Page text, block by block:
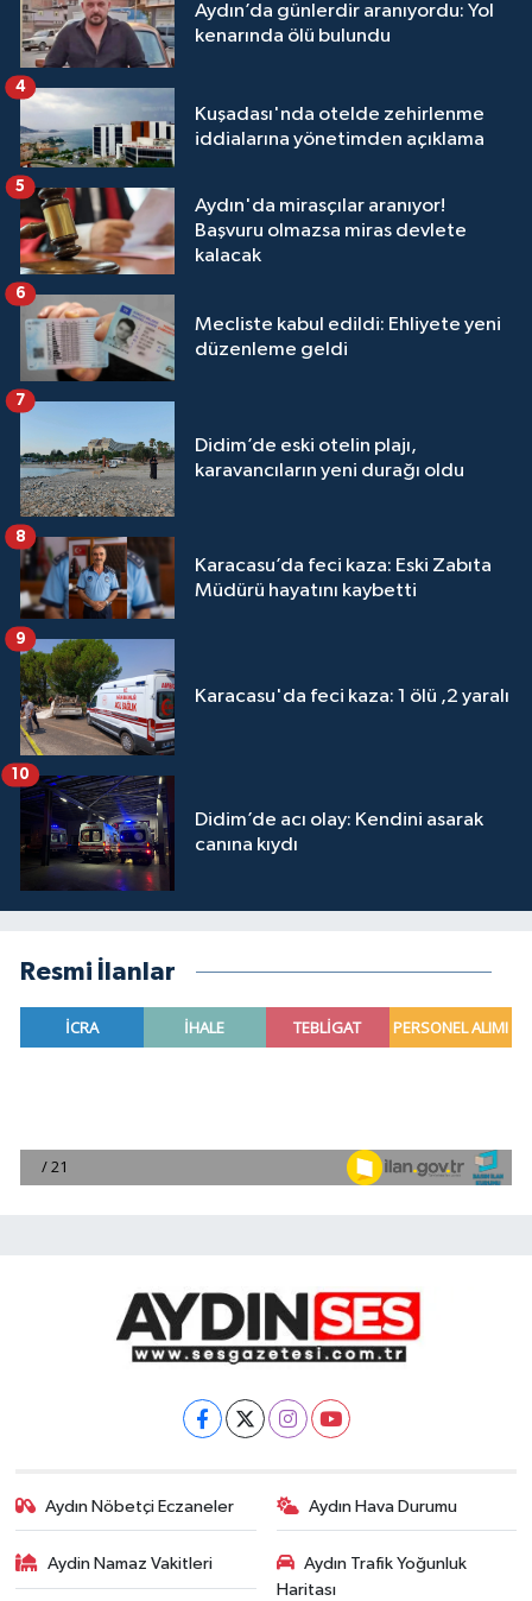
Aydın’da günlerdir aranıyordu: Yol
kenarında ölü bulundu
Kuşadası'nda otelde zehirlenme
iddialarına yönetimden açıklama
4
Aydın'da mirasçılar aranıyor!
Başvuru olmazsa miras devlete
kalacak
5
Mecliste kabul edildi: Ehliyete yeni
düzenleme geldi
6
Didim’de eski otelin plajı,
karavancıların yeni durağı oldu
7
Karacasu’da feci kaza: Eski Zabıta
Müdürü hayatını kaybetti
8
Karacasu'da feci kaza: 1 ölü ,2 yaralı
9
Didim’de acı olay: Kendini asarak
canına kıydı
10
Resmi İlanlar
Aydın Nöbetçi Eczaneler Aydın Hava Durumu
Aydin Namaz Vakitleri
Aydın Trafik Yoğunluk
Haritası